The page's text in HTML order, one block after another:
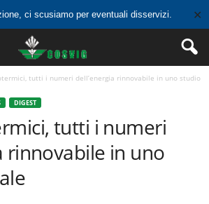
ci scusiamo per eventuali disservizi. ✕
tutti i numeri dell’energia rinnovabile in uno studio
DIGEST
tutti i numeri
rinnovabile in uno